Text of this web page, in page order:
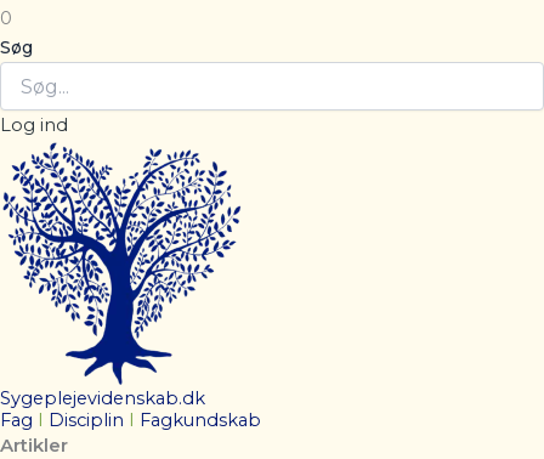
0
Søg
Log ind
Sygeplejevidenskab.dk
Fag
Disciplin Fagkundskab
Artikler